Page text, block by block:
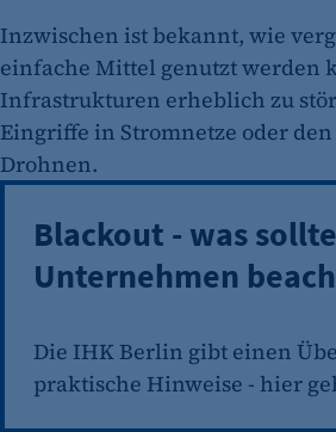
Inzwischen ist bekannt, wie
einfache Mittel genutzt werden
Infrastrukturen erheblich zu
Eingriffe in Stromnetze oder
Drohnen.
Blackout - was
Unternehmen
Die IHK Berlin gibt einen
praktische Hinweise - hier